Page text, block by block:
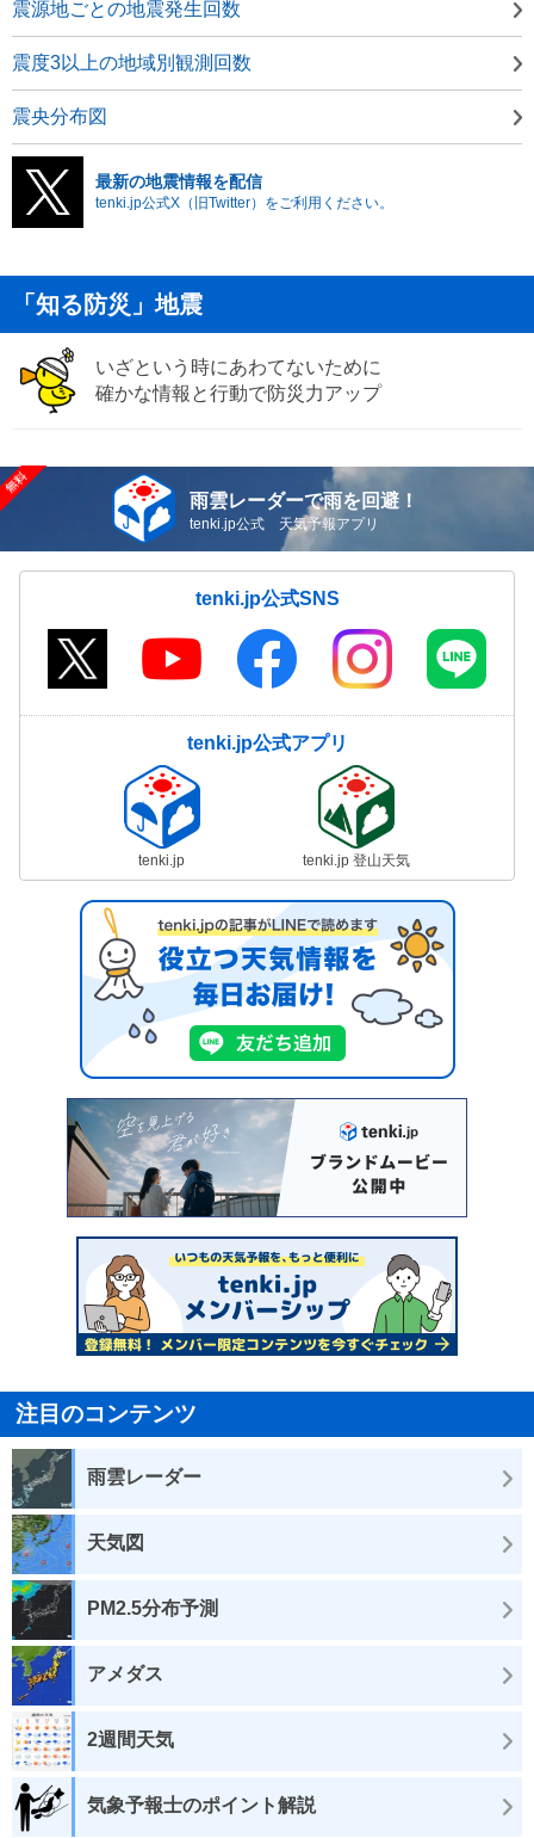
震源地ごとの地震発生回数
震度3以上の地域別観測回数
震央分布図
最新の地震情報を配信
tenki.jp公式X（旧Twitter）をご利用ください。
「知る防災」地震
いざという時にあわてないために
確かな情報と行動で防災力アップ
雨雲レーダーで雨を回避！
tenki.jp公式 天気予報アプリ
tenki.jp公式SNS
tenki.jp公式アプリ
tenki.jp tenki.jp 登山天気
注目のコンテンツ
雨雲レーダー
天気図
PM2.5分布予測
アメダス
2週間天気
気象予報士のポイント解説